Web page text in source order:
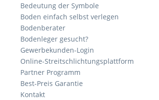
Bedeutung der Symbole
Boden einfach selbst verlegen
Bodenberater
Bodenleger gesucht?
Gewerbekunden-Login
Online-Streitschlichtungsplattform
Partner Programm
Best-Preis Garantie
Kontakt